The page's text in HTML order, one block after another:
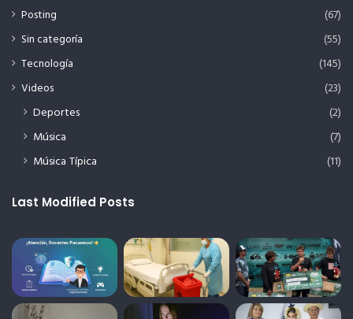
Posting
(67)
Sin categoría
(55)
Tecnología
(145)
Videos
(23)
Deportes
(2)
Música
(7)
Música Típica
(11)
Last Modified Posts